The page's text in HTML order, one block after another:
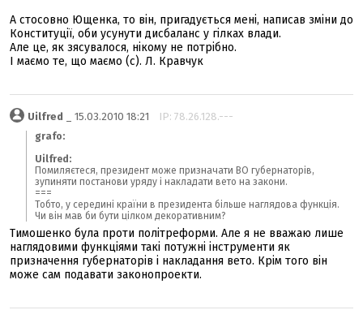
А стосовно Ющенка, то він, пригадується мені, написав зміни до
Конституції, оби усунути дисбаланс у гілках влади.
Але це, як зясувалося, нікому не потрібно.
І маємо те, що маємо (с). Л. Кравчук
Uilfred _ 15.03.2010 18:21 IP: 78.26.128.---
grafo:
Uilfred:
Помиляєтеся, президент може призначати ВО губернаторів,
зупиняти постанови уряду і накладати вето на закони.
===
Тобто, у середині країни в президента більше наглядова функція.
Чи він мав би бути цілком декоративним?
Тимошенко була проти політреформи. Але я не вважаю лише
наглядовими функціями такі потужні інструменти як
призначення губернаторів і накладання вето. Крім того він
може сам подавати законопроекти.